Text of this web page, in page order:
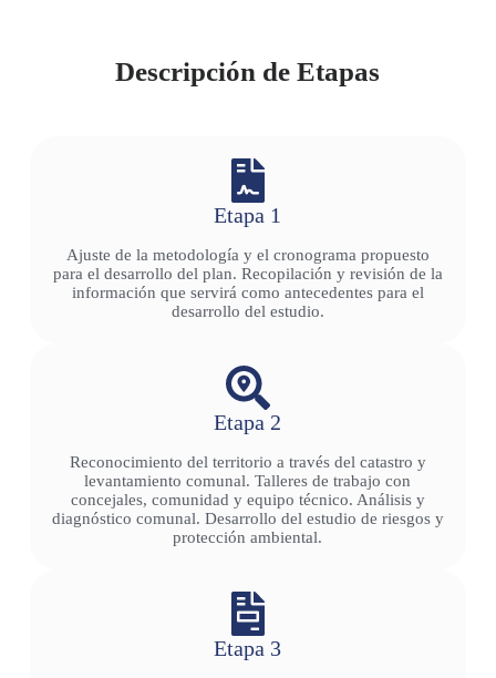
Descripción de Etapas
Etapa 1
Ajuste de la metodología y el cronograma propuesto
para el desarrollo del plan. Recopilación y revisión de la
información que servirá como antecedentes para el
desarrollo del estudio.
Etapa 2
Reconocimiento del territorio a través del catastro y
levantamiento comunal. Talleres de trabajo con
concejales, comunidad y equipo técnico. Análisis y
diagnóstico comunal. Desarrollo del estudio de riesgos y
protección ambiental.
Etapa 3